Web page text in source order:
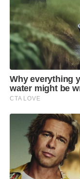
(STF) e a seus
de sanções do
Donald Trump,
de vistos
Why everything
water might be
CTA LOVE